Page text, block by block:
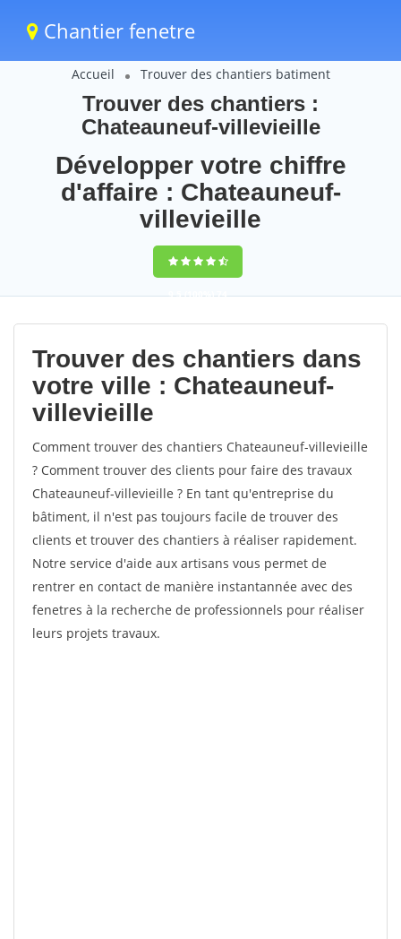
Chantier fenetre
Accueil Trouver des chantiers batiment
Trouver des chantiers :
Chateauneuf-villevieille
Développer votre chiffre
d'affaire : Chateauneuf-
villevieille
9,5(100%)74
votes
Trouver des chantiers dans
votre ville : Chateauneuf-
villevieille
Comment trouver des chantiers Chateauneuf-villevieille
? Comment trouver des clients pour faire des travaux
Chateauneuf-villevieille ? En tant qu'entreprise du
bâtiment, il n'est pas toujours facile de trouver des
clients et trouver des chantiers à réaliser rapidement.
Notre service d'aide aux artisans vous permet de
rentrer en contact de manière instantannée avec des
fenetres à la recherche de professionnels pour réaliser
leurs projets travaux.